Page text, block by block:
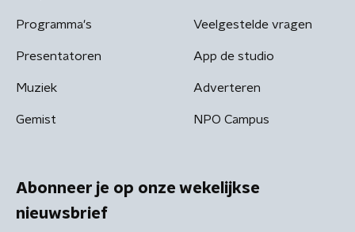
Programma's
Presentatoren
Muziek
Gemist
Veelgestelde vragen
App de studio
Adverteren
NPO Campus
Abonneer je op onze wekelijkse
nieuwsbrief